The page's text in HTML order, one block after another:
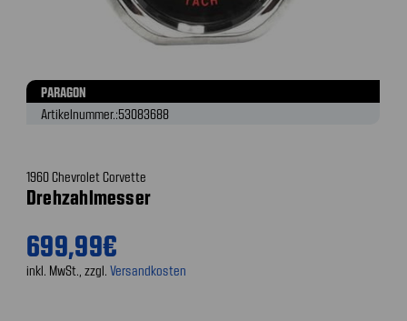
PARAGON
Artikelnummer.:53083688
1960 Chevrolet Corvette
Drehzahlmesser
699,99€
inkl. MwSt., zzgl. Versandkosten